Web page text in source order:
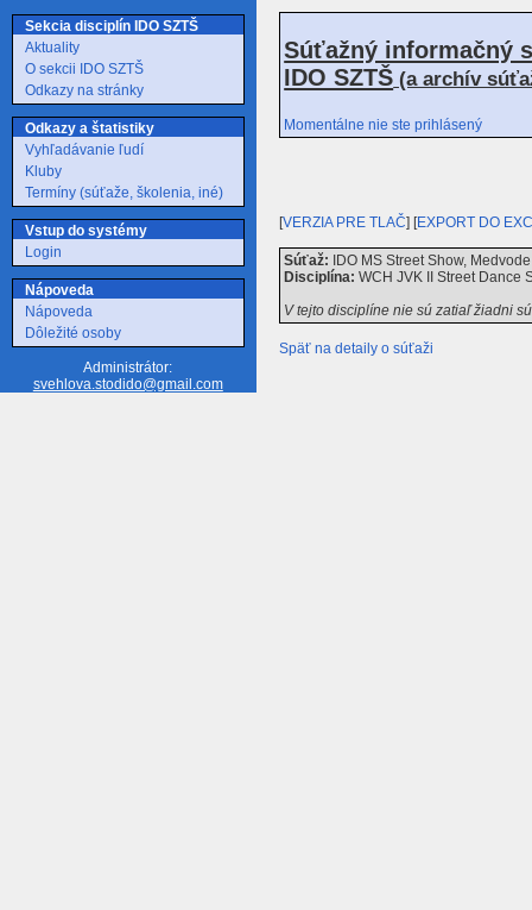
Sekcia disciplín IDO SZTŠ
Aktuality
O sekcii IDO SZTŠ
Odkazy na stránky
Odkazy a štatistiky
Vyhľadávanie ľudí
Kluby
Termíny (súťaže, školenia, iné)
Vstup do systémy
Login
Nápoveda
Nápoveda
Dôležité osoby
Administrátor:
svehlova.stodido@gmail.com
Súťažný informačný
IDO SZTŠ (a archív
Momentálne nie ste prihlásený
[VERZIA PRE TLAČ] [EXPORT DO
Súťaž: IDO MS Street Show,
Disciplína: WCH JVK II Street Dance
V tejto disciplíne nie sú zatiaľ žiadni
Späť na detaily o súťaži